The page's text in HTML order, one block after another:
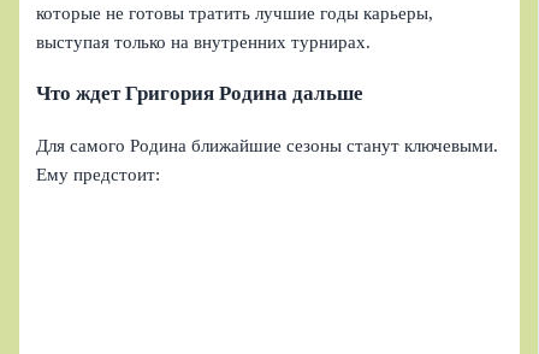
которые не готовы тратить лучшие годы карьеры,
выступая только на внутренних турнирах.
Что ждет Григория Родина дальше
Для самого Родина ближайшие сезоны станут ключевыми.
Ему предстоит: